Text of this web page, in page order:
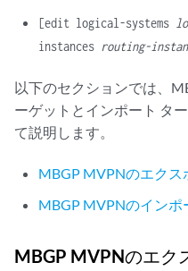
[edit logical-systems
instances routing-
以下のセクションでは、
ーゲットとインポート タ
て説明します。
MBGP MVPNのエク
MBGP MVPNのイン
MBGP MVPNのエク